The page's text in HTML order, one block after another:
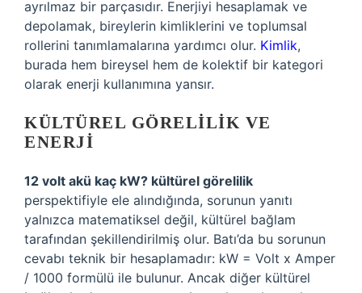
ayrılmaz bir parçasıdır. Enerjiyi hesaplamak ve
depolamak, bireylerin kimliklerini ve toplumsal
rollerini tanımlamalarına yardımcı olur. Kimlik,
burada hem bireysel hem de kolektif bir kategori
olarak enerji kullanımına yansır.
KÜLTÜREL GÖRELILIK VE
ENERJI
12 volt akü kaç kW? kültürel görelilik
perspektifiyle ele alındığında, sorunun yanıtı
yalnızca matematiksel değil, kültürel bağlam
tarafından şekillendirilmiş olur. Batı’da bu sorunun
cevabı teknik bir hesaplamadır: kW = Volt x Amper
/ 1000 formülü ile bulunur. Ancak diğer kültürel